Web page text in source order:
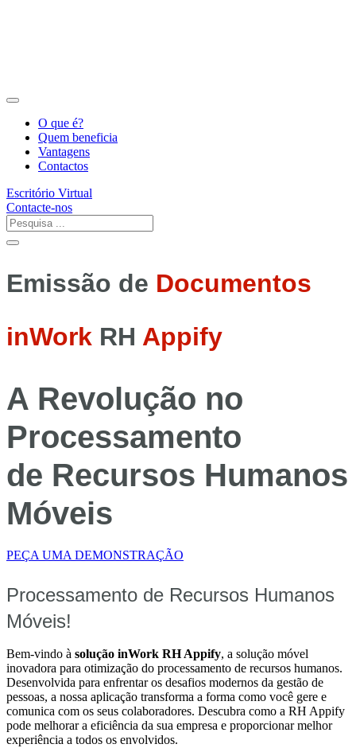
O que é?
Quem beneficia
Vantagens
Contactos
Escritório Virtual
Contacte-nos
Emissão de Documentos
inWork RH Appify
A Revolução no
Processamento
de Recursos Humanos
Móveis
PEÇA UMA DEMONSTRAÇÃO
Processamento de Recursos Humanos
Móveis!
Bem-vindo à solução inWork RH Appify, a solução móvel
inovadora para otimização do processamento de recursos humanos.
Desenvolvida para enfrentar os desafios modernos da gestão de
pessoas, a nossa aplicação transforma a forma como você gere e
comunica com os seus colaboradores. Descubra como a RH Appify
pode melhorar a eficiência da sua empresa e proporcionar melhor
experiência a todos os envolvidos.